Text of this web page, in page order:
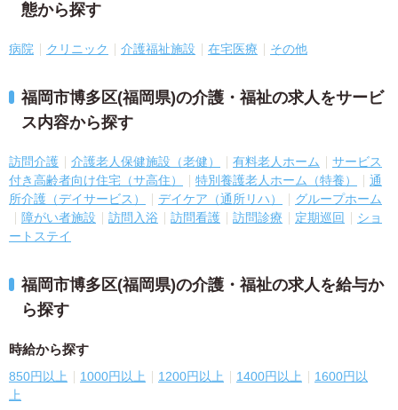
態から探す
病院 クリニック 介護福祉施設 在宅医療 その他
福岡市博多区(福岡県)の介護・福祉の求人をサービ
ス内容から探す
訪問介護 介護老人保健施設（老健） 有料老人ホーム
サービス
付き高齢者向け住宅（サ高住）
特別養護老人ホーム（特養）
通
所介護（デイサービス）
デイケア（通所リハ）
グループホーム
障がい者施設
訪問入浴 訪問看護 訪問診療 定期巡回
ショ
ートステイ
福岡市博多区(福岡県)の介護・福祉の求人を給与か
ら探す
時給から探す
850円以上 1000円以上 1200円以上 1400円以上
1600円以
上